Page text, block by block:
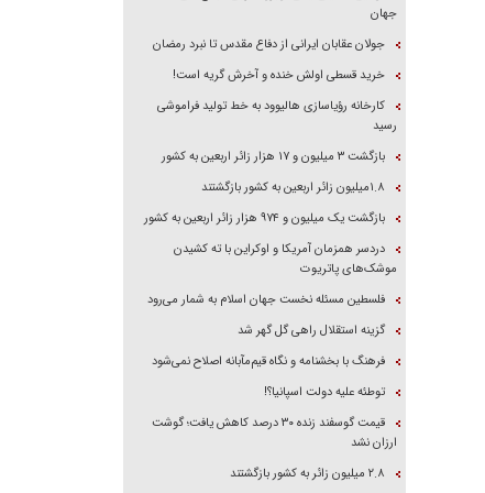
جهان
جولان عقابان ایرانی از دفاع مقدس تا نبرد رمضان
خرید قسطی اولش خنده و آخرش گریه است!
کارخانه رؤیاسازی هالیوود به خط تولید فراموشی
رسید
بازگشت ۳ میلیون و ۱۷ هزار زائر اربعین به کشور
۱.۸میلیون زائر اربعین به کشور بازگشتند
بازگشت یک میلیون و ۹۷۴ هزار زائر اربعین به کشور
دردسر همزمان آمریکا و اوکراین با ته کشیدن
موشک‌های پاتریوت
فلسطین مسئله نخست جهان اسلام به شمار می‌رود
گزینه استقلال راهی گل گهر شد
فرهنگ با بخشنامه و نگاه قیم‌مآبانه اصلاح نمی‌شود
توطئه علیه دولت اسپانیا؟!
قیمت گوسفند زنده ۳۰ درصد کاهش یافت؛ گوشت
ارزان نشد
۲.۸ میلیون زائر به کشور بازگشتند